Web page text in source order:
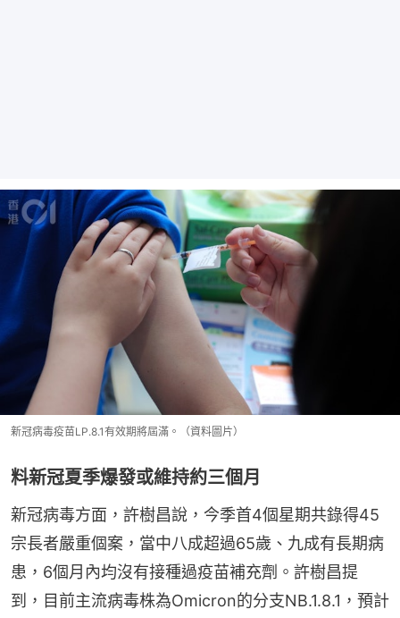
新冠病毒疫苗LP.8.1有效期將屆滿。（資料圖片）
料新冠夏季爆發或維持約三個月
新冠病毒方面，許樹昌說，今季首4個星期共錄得45
宗長者嚴重個案，當中八成超過65歲、九成有長期病
患，6個月內均沒有接種過疫苗補充劑。許樹昌提
到，目前主流病毒株為Omicron的分支NB.1.8.1，預計